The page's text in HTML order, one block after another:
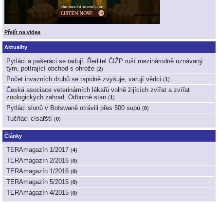
Přejít na videa
Aktuality
Pytláci a pašeráci se radují. Ředitel ČIŽP ruší mezinárodně uznávaný
tým, potírající obchod s ohrože (2)
Počet invazních druhů se rapidně zvyšuje, varují vědci (1 )
Česká asociace veterinárních lékařů volně žijících zvířat a zvířat
zoologických zahrad: Odborné stan (1 )
Pytláci slonů v Botswaně otrávili přes 500 supů (0)
Tučňáci císařští (0)
Články
TERAmagazín 1/2017 (4)
TERAmagazín 2/2016 (0)
TERAmagazín 1/2016 (0)
TERAmagazín 5/2015 (0)
TERAmagazín 4/2015 (0)